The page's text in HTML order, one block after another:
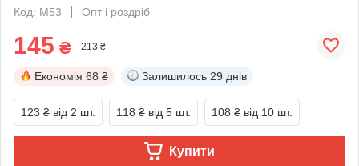
Код: М53
Опт і роздріб
145 ₴ 213 ₴
Економія 68 ₴ Залишилось 29 днів
123 ₴ від 2 шт. 118 ₴ від 5 шт. 108 ₴ від 10 шт.
Купити